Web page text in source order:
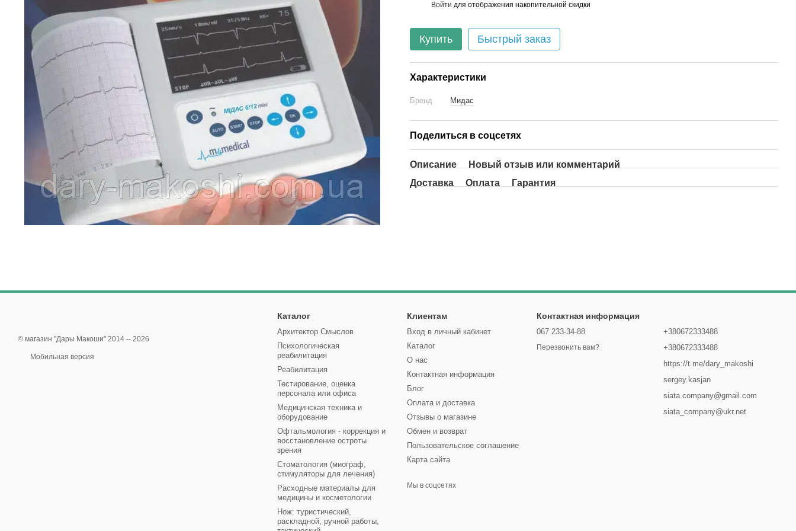
Войти для отображения накопительной скидки
Купить Быстрый заказ
Характеристики
Бренд Мидас
Поделиться в соцсетях
Описание
Новый отзыв или комментарий
Доставка
Оплата Гарантия
© магазин "Дары Макоши" 2014 -- 2026
Мобильная версия
Каталог
Архитектор Смыслов
Психологическая
реабилитация
Реабилитация
Тестирование, оценка
персонала или офиса
Медицинская техника и
оборудование
Офтальмология - коррекция и
восстановление остроты
зрения
Стоматология (миограф,
стимуляторы для лечения)
Расходные материалы для
медицины и косметологии
Нож: туристический,
раскладной, ручной работы,
Клиентам
Вход в личный кабинет
Каталог
О нас
Контактная информация
Блог
Оплата и доставка
Отзывы о магазине
Обмен и возврат
Пользовательское соглашение
Карта сайта
Мы в соцсетях
Контактная информация
067 233-34-88
Перезвонить вам?
+380672333488
+380672333488
https://t.me/dary_makoshi
sergey.kasjan
siata.company@gmail.com
siata_company@ukr.net